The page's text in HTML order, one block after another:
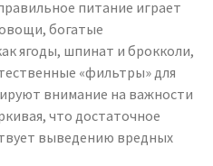
питание играет
богатые
ягоды, шпинат и брокколи,
«фильтры» для
внимание на важности
что достаточное
выведению вредных